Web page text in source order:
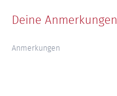
Deine Anmerkungen